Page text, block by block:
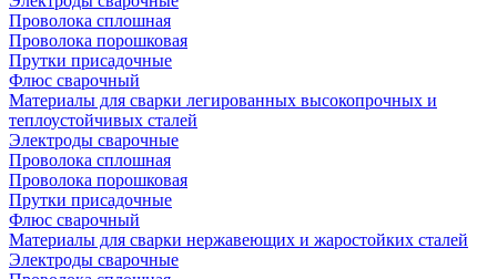
Проволока сплошная
Проволока порошковая
Прутки присадочные
Флюс сварочный
Материалы для сварки легированных высокопрочных и
теплоустойчивых сталей
Электроды сварочные
Проволока сплошная
Проволока порошковая
Прутки присадочные
Флюс сварочный
Материалы для сварки нержавеющих и жаростойких сталей
Электроды сварочные